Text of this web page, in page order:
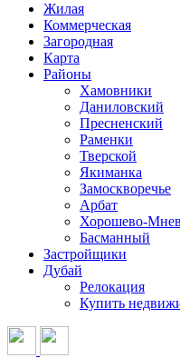
Жилая
Коммерческая
Загородная
Карта
Районы
Хамовники
Даниловский
Пресненский
Раменки
Тверской
Якиманка
Замоскворечье
Арбат
Хорошево-
Басманный
Застройщики
Дубай
Релокация
Купить